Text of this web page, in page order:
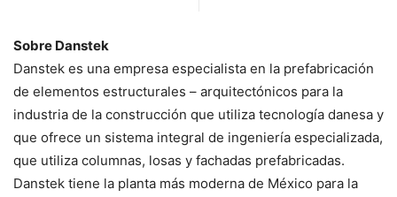
Sobre Danstek
Danstek es una empresa especialista en la prefabricación
de elementos estructurales – arquitectónicos para la
industria de la construcción que utiliza tecnología danesa y
que ofrece un sistema integral de ingeniería especializada,
que utiliza columnas, losas y fachadas prefabricadas.
Danstek tiene la planta más moderna de México para la